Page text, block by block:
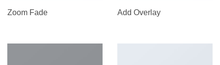
Zoom Fade Add Overlay